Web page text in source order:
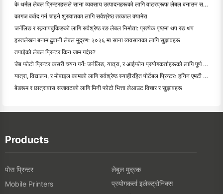
के थर्मल लेबल प्रिन्टरहरूले साना व्यवसाय उत्पादनहरूको लागि वाटरप्रूफ लेबल बनाउन सक्छन्?
कागज बर्बाद गर्न चाहने शुरुवातका लागि सर्वश्रेष्ठ तत्काल क्यामेरा
जर्नलिङ र स्क्र्यापबुकिङको लागि सर्वश्रेष्ठ रङ लेबल निर्माता: प्रत्येक पृष्ठमा थप रङ थप
हस्तलेखन बनाम ढुवानी लेबल मुद्रण: २०२६ मा साना व्यवसायका लागि सुझावहरू
तपाईंको लेबल प्रिन्टर किन जाम गर्दछ?
जेब फोटो प्रिन्टर कसरी चयन गर्ने: जर्नलिङ, यात्रा, र आईफोन प्रयोगकर्ताहरूको लागि पूर्ण गाइड
यात्रा, विद्यालय, र मोबाइल कामको लागि सर्वश्रेष्ठ स्याहीरहित पोर्टेबल प्रिन्टरः हनिन एमटी ६२० प्रो सम
बेडरूम र छात्रावास सजावटको लागि मिनी फोटो भित्ता लेआउट विचार र सुझावहरू
Products
पोस प्रिन्टर
लेबुल मुद्रक
Mobile Printers
प्रयोगकर्ता इलेक्ट्रोनिक्स